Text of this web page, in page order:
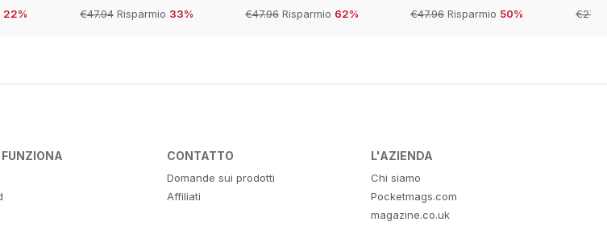
22%
€47.94 Risparmio 33%
€47.96 Risparmio 62%
€47.96 Risparmio 50%
CONTATTO
Domande sui prodotti
Affiliati
L'AZIENDA
Chi siamo
Pocketmags.com
magazine.co.uk